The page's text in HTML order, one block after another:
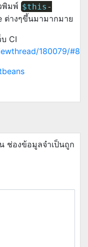
พิมพ์ $this -
ต่างๆขึ้นมามากมาย
CI
180079/
ช่องข้อมูลจำเป็นถูก